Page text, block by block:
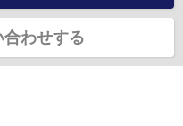
合わせする